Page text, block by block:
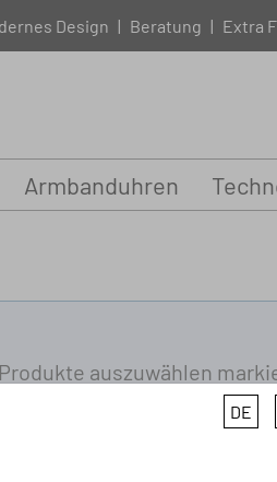
DE
Design | Beratung | Extra
Armbanduhren
auszuwählen